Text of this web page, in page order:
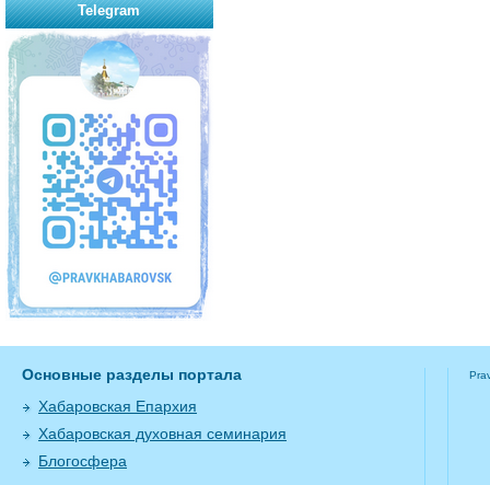
Telegram
Основные разделы портала
Хабаровская Епархия
Хабаровская духовная семинария
Блогосфера